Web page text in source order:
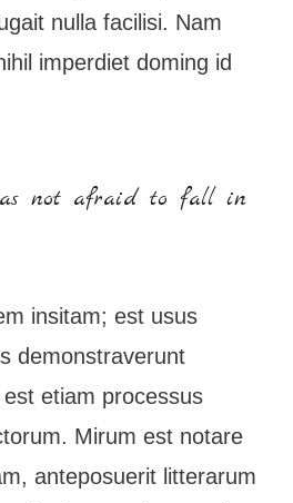
nulla facilisi. Nam
imperdiet doming id
not afraid to fall in
insitam; est usus
demonstraverunt
etiam processus
Mirum est notare
anteposuerit litterarum